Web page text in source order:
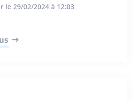
le 29/02/2024 à 12:03